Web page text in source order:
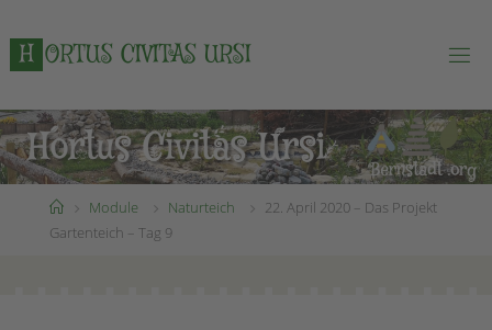
Inhalt
springen
H ORTUS CIVITAS URSI
StartModule Naturteich
22. April 2020 – Das Projekt
Gartenteich – Tag 9